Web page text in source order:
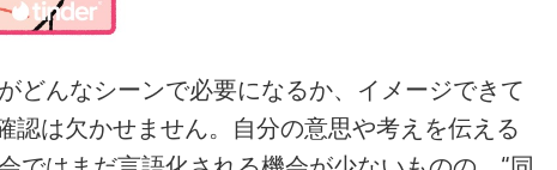
どんなシーンで必要になるか、イメージできて
認は欠かせません。自分の意思や考えを伝える